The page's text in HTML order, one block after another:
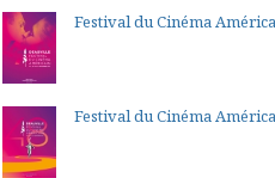
Festival du Cinéma
Festival du Cinéma